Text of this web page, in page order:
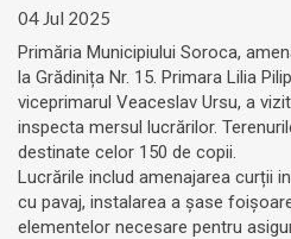
04 Jul 2025
Primăria Municipiului Soroca,
la Grădinița Nr. 15. Primara Lilia
viceprimarul Veaceslav Ursu, a
inspecta mersul lucrărilor.
destinate celor 150 de copii.
Lucrările includ amenajarea curții
cu pavaj, instalarea a șase
elementelor necesare pentru